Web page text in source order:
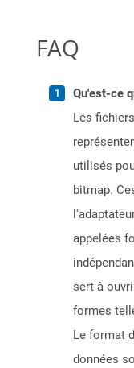
FAQ
Qu'est-ce
Les
utilisés
bitmap.
appelées
sert à
formes
Le format
données